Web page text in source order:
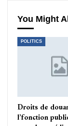
You Might
POLITICS
Droits de
l’fonction